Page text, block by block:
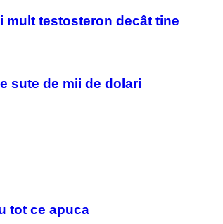
mult testosteron decât tine
sute de mii de dolari
tot ce apuca